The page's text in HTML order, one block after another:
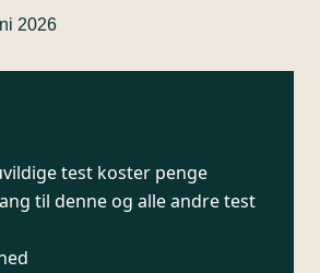
2026
test koster penge
til denne og alle andre test